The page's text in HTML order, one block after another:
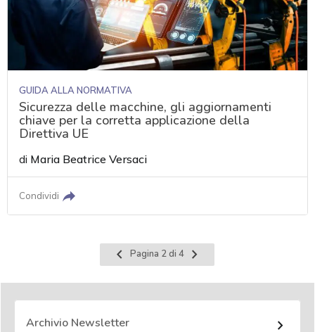
GUIDA ALLA NORMATIVA
Sicurezza delle macchine, gli aggiornamenti
chiave per la corretta applicazione della
Direttiva UE
di Maria Beatrice Versaci
Condividi
Pagina
precedente
Pagina 2 di 4
Pagina
successiva
Archivio Newsletter